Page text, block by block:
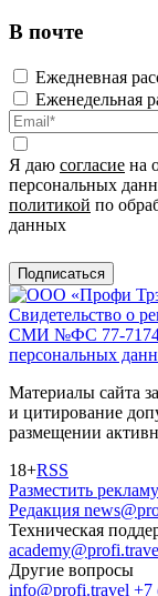
В почте
Ежедневная
Еженедельная
Я даю согласие на
персональных
политикой по
данных
Подписаться
Свидетельство о
СМИ №ФС 77-
персональных
Материалы сайта
и цитирование
размещении
18+RSS
Разместить рекламу
Редакция
Техническая
Другие вопросы
info@profi.travel +7